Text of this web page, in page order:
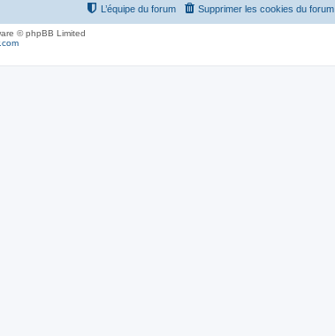
Supprimer les cookies du forum
L’équipe du forum
© phpBB Limited